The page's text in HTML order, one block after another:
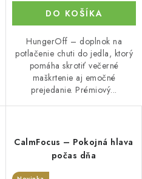
DO KOŠÍKA
HungerOff – doplnok na
potlačenie chuti do jedla, ktorý
pomáha skrotiť večerné
maškrtenie aj emočné
prejedanie. Prémiový...
CalmFocus – Pokojná hlava
počas dňa